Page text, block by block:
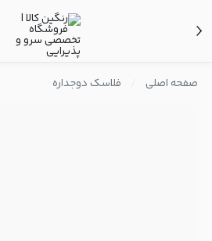
صفحه اصلی فلاسک دوجداره